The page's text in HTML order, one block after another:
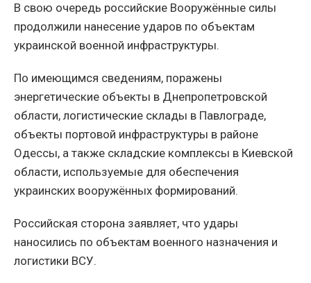
В свою очередь российские Вооружённые силы
продолжили нанесение ударов по объектам
украинской военной инфраструктуры.
По имеющимся сведениям, поражены
энергетические объекты в Днепропетровской
области, логистические склады в Павлограде,
объекты портовой инфраструктуры в районе
Одессы, а также складские комплексы в Киевской
области, используемые для обеспечения
украинских вооружённых формирований.
Российская сторона заявляет, что удары
наносились по объектам военного назначения и
логистики ВСУ.